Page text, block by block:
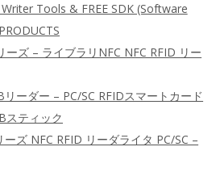
Tools & FREE SDK (Software
ーズ – ライブラリNFC NFC RFID リー
リーダー – PC/SC RFIDスマートカード
スティック
ーズ NFC RFID リーダライタ PC/SC –